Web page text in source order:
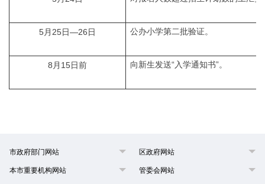
5月25日—26日 公办小学第二批验证。
8月15日前 向新生发送“入学通知书”。
市政府部门网站 区政府网站
本市重要机构网站 管委会网站